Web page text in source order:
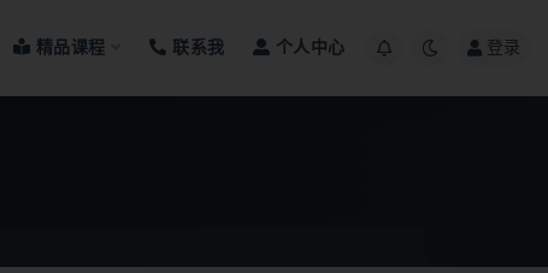
精品课程 联系我 个人中心 登录